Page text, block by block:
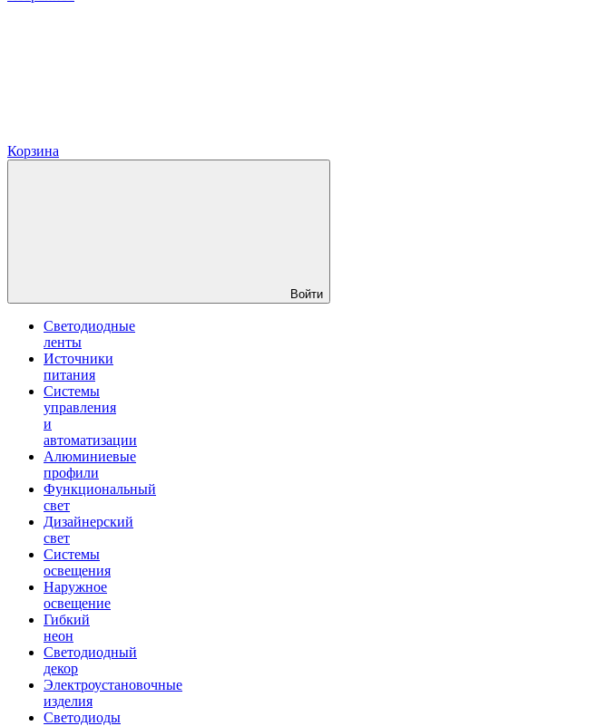
Корзина
Войти
Светодиодные
ленты
Источники
питания
Системы
управления
и
автоматизации
Алюминиевые
профили
Функциональный
свет
Дизайнерский
свет
Системы
освещения
Наружное
освещение
Гибкий
неон
Светодиодный
декор
Электроустановочные
изделия
Светодиоды